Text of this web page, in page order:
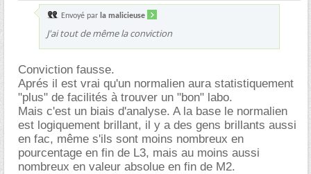
Envoyé par la malicieuse
J'ai tout de même la conviction
Conviction fausse.
Aprés il est vrai qu'un normalien aura statistiquement
"plus" de facilités à trouver un "bon" labo.
Mais c'est un biais d'analyse. A la base le normalien
est logiquement brillant, il y a des gens brillants aussi
en fac, même s'ils sont moins nombreux en
pourcentage en fin de L3, mais au moins aussi
nombreux en valeur absolue en fin de M2.